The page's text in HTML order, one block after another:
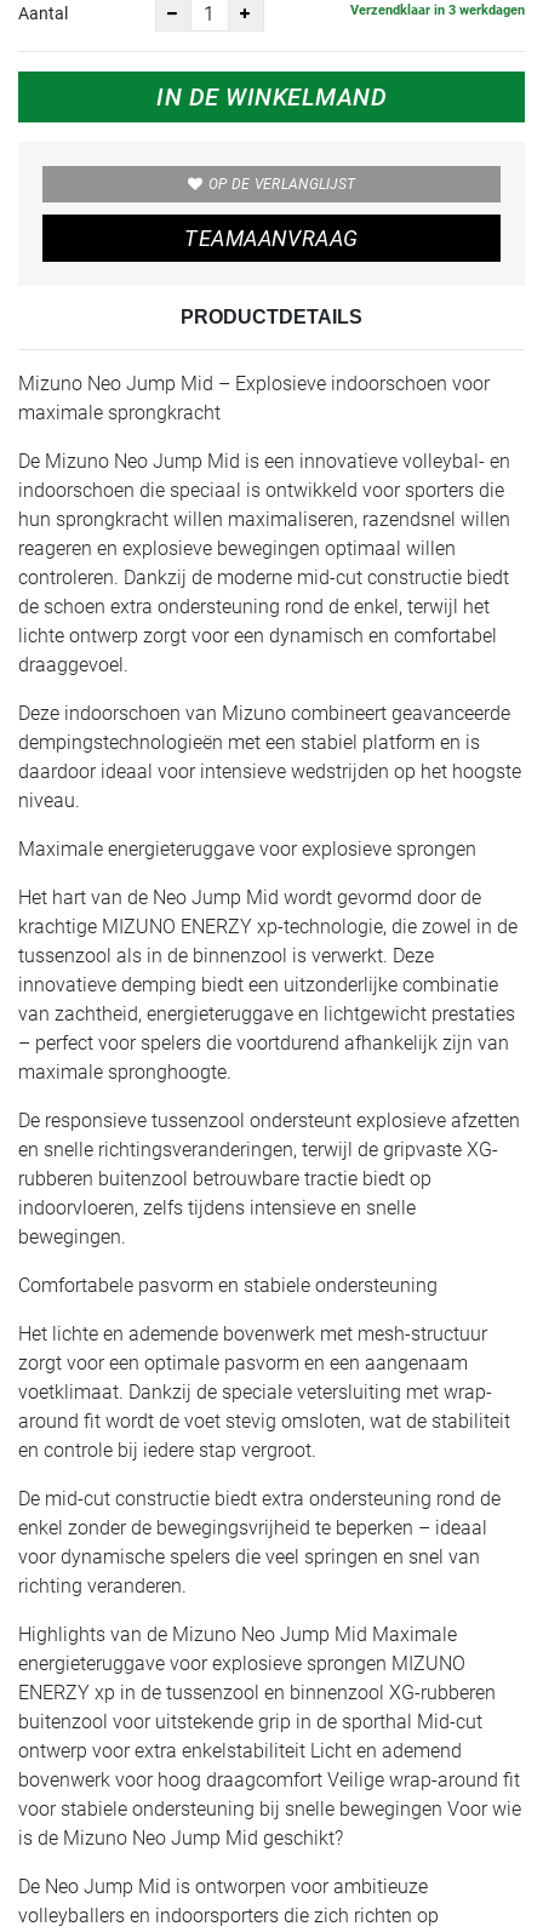
Aantal Verzendklaar in 3 werkdagen
IN DE WINKELMAND
OP DE VERLANGLIJST
TEAMAANVRAAG
PRODUCTDETAILS
Mizuno Neo Jump Mid – Explosieve indoorschoen voor
maximale sprongkracht
De Mizuno Neo Jump Mid is een innovatieve volleybal- en
indoorschoen die speciaal is ontwikkeld voor sporters die
hun sprongkracht willen maximaliseren, razendsnel willen
reageren en explosieve bewegingen optimaal willen
controleren. Dankzij de moderne mid-cut constructie biedt
de schoen extra ondersteuning rond de enkel, terwijl het
lichte ontwerp zorgt voor een dynamisch en comfortabel
draaggevoel.
Deze indoorschoen van Mizuno combineert geavanceerde
dempingstechnologieën met een stabiel platform en is
daardoor ideaal voor intensieve wedstrijden op het hoogste
niveau.
Maximale energieteruggave voor explosieve sprongen
Het hart van de Neo Jump Mid wordt gevormd door de
krachtige MIZUNO ENERZY xp-technologie, die zowel in de
tussenzool als in de binnenzool is verwerkt. Deze
innovatieve demping biedt een uitzonderlijke combinatie
van zachtheid, energieteruggave en lichtgewicht prestaties
– perfect voor spelers die voortdurend afhankelijk zijn van
maximale spronghoogte.
De responsieve tussenzool ondersteunt explosieve afzetten
en snelle richtingsveranderingen, terwijl de gripvaste XG-
rubberen buitenzool betrouwbare tractie biedt op
indoorvloeren, zelfs tijdens intensieve en snelle
bewegingen.
Comfortabele pasvorm en stabiele ondersteuning
Het lichte en ademende bovenwerk met mesh-structuur
zorgt voor een optimale pasvorm en een aangenaam
voetklimaat. Dankzij de speciale vetersluiting met wrap-
around fit wordt de voet stevig omsloten, wat de stabiliteit
en controle bij iedere stap vergroot.
De mid-cut constructie biedt extra ondersteuning rond de
enkel zonder de bewegingsvrijheid te beperken – ideaal
voor dynamische spelers die veel springen en snel van
richting veranderen.
Highlights van de Mizuno Neo Jump Mid Maximale
energieteruggave voor explosieve sprongen MIZUNO
ENERZY xp in de tussenzool en binnenzool XG-rubberen
buitenzool voor uitstekende grip in de sporthal Mid-cut
ontwerp voor extra enkelstabiliteit Licht en ademend
bovenwerk voor hoog draagcomfort Veilige wrap-around fit
voor stabiele ondersteuning bij snelle bewegingen Voor wie
is de Mizuno Neo Jump Mid geschikt?
De Neo Jump Mid is ontworpen voor ambitieuze
volleyballers en indoorsporters die zich richten op